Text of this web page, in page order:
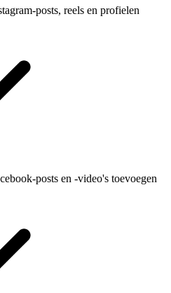
posts, reels en profielen
posts en -video's toevoegen